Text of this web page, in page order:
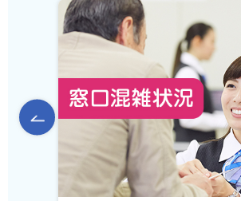
前のスライドを表示